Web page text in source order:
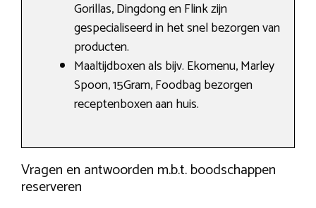
Gorillas, Dingdong en Flink zijn
gespecialiseerd in het snel bezorgen van
producten.
Maaltijdboxen als bijv. Ekomenu, Marley
Spoon, 15Gram, Foodbag bezorgen
receptenboxen aan huis.
Vragen en antwoorden m.b.t. boodschappen
reserveren